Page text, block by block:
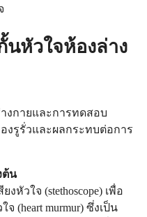
หัวใจห้องล่าง
งกายและการทดสอบ
งรูรั่วและผลกระทบต่อการ
ต้น
หัวใจ (stethoscope) เพื่อ
(heart murmur) ซึ่งเป็น